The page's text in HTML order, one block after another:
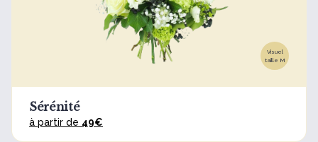
Visuel
taille M
Sérénité
à partir de 49€